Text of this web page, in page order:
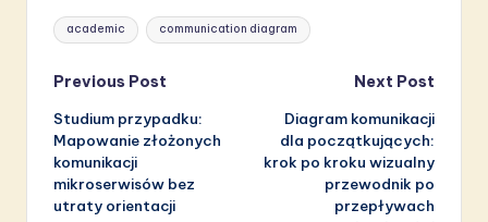
Tags:
academic communication diagram
Post
navigation
Previous Post
Studium przypadku:
Mapowanie złożonych
komunikacji
mikroserwisów bez
utraty orientacji
Next Post
Diagram komunikacji
dla początkujących:
krok po kroku wizualny
przewodnik po
przepływach